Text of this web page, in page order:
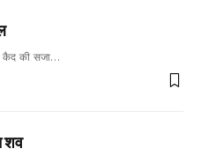
कैद की सजा…
शव